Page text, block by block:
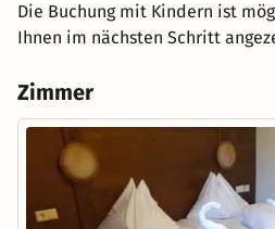
Die Buchung mit Kindern ist
Ihnen im nächsten Schritt
Zimmer